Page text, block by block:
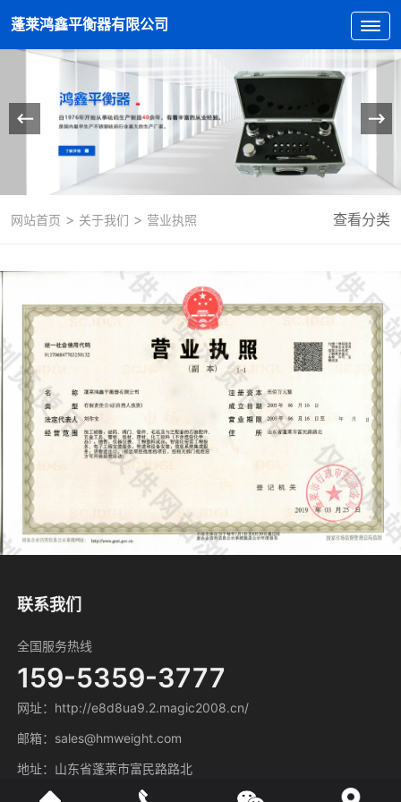
蓬莱鸿鑫平衡器有限公司
网站首页 > 关于我们 > 营业执照 查看分类
微信号：
点击复制微信号
联系我们
全国服务热线
159-5359-3777
网址：http://e8d8ua9.2.magic2008.cn/
邮箱：sales@hmweight.com
地址：山东省蓬莱市富民路路北